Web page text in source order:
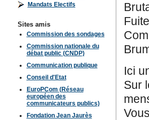
Ici
Sur
Mandats Electifs
Sites amis
Commission des sondages
Commission nationale du
débat public (CNDP)
Communication publique
Conseil d'Etat
EuroPCom (Réseau
européen des
communicateurs publics)
Fondation Jean Jaurès